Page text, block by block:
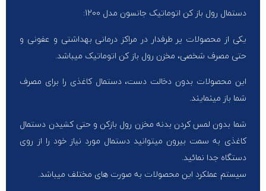
دستمال رول باز کن اتوماتیک جانسون مدل 1200:
یکی از محصولات پر طرفدار در مراکز درمانی بهداشتی و عفونی و
حتی مصرف شخصی، مخزن رول باز کن اتوماتیک میباشد.
این محصولات بدون دخالت دست، دستمال کاغذی را برای مصرف
شما باز مینمایند.
شما بدون لمس کردن بدنه مخزن رول بازکن و حتی کشیدن دستمال
کاغذی به سمت بیرون میتوانید دستمال مورد نیاز خود را از روی
دستگاه جدا نمائید.
سیستم عملکرد این محصولات به صورت های مختلف میباشد.